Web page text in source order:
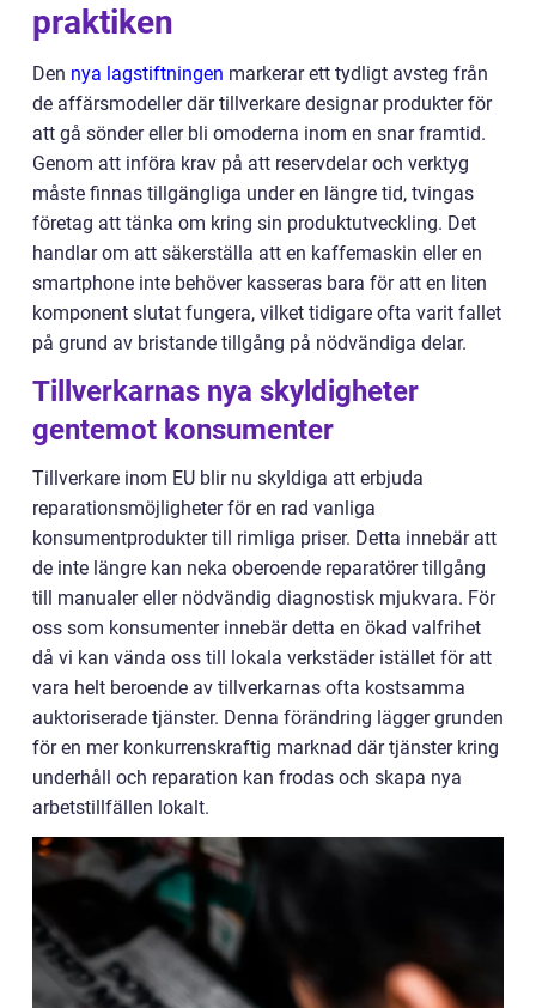
praktiken
Den nya lagstiftningen markerar ett tydligt avsteg från
de affärsmodeller där tillverkare designar produkter för
att gå sönder eller bli omoderna inom en snar framtid.
Genom att införa krav på att reservdelar och verktyg
måste finnas tillgängliga under en längre tid, tvingas
företag att tänka om kring sin produktutveckling. Det
handlar om att säkerställa att en kaffemaskin eller en
smartphone inte behöver kasseras bara för att en liten
komponent slutat fungera, vilket tidigare ofta varit fallet
på grund av bristande tillgång på nödvändiga delar.
Tillverkarnas nya skyldigheter
gentemot konsumenter
Tillverkare inom EU blir nu skyldiga att erbjuda
reparationsmöjligheter för en rad vanliga
konsumentprodukter till rimliga priser. Detta innebär att
de inte längre kan neka oberoende reparatörer tillgång
till manualer eller nödvändig diagnostisk mjukvara. För
oss som konsumenter innebär detta en ökad valfrihet
då vi kan vända oss till lokala verkstäder istället för att
vara helt beroende av tillverkarnas ofta kostsamma
auktoriserade tjänster. Denna förändring lägger grunden
för en mer konkurrenskraftig marknad där tjänster kring
underhåll och reparation kan frodas och skapa nya
arbetstillfällen lokalt.